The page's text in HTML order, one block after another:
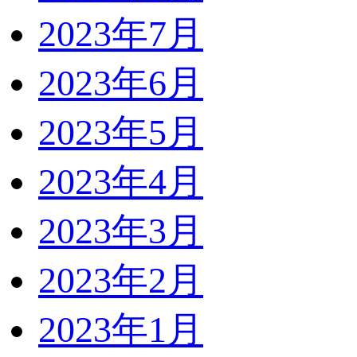
2023年7月
2023年6月
2023年5月
2023年4月
2023年3月
2023年2月
2023年1月